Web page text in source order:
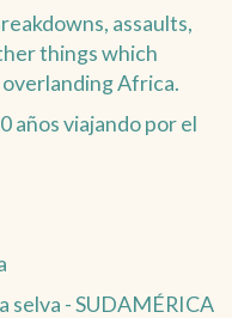
assaults,
things which
Africa.
años viajando por el
selva - SUDAMÉRICA